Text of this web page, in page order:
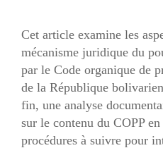
Cet article examine les
mécanisme juridique du
par le Code organique de
de la République
fin, une analyse
sur le contenu du COPP
procédures à suivre pour